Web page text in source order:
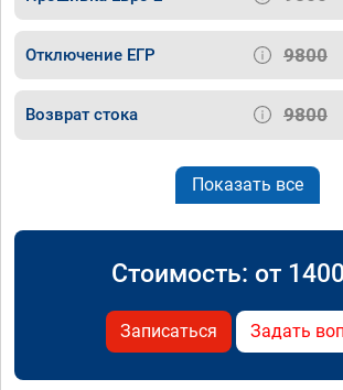
Отключение ЕГР 9800
Возврат стока 9800
Показать все
Стоимость: от
Записаться Задать